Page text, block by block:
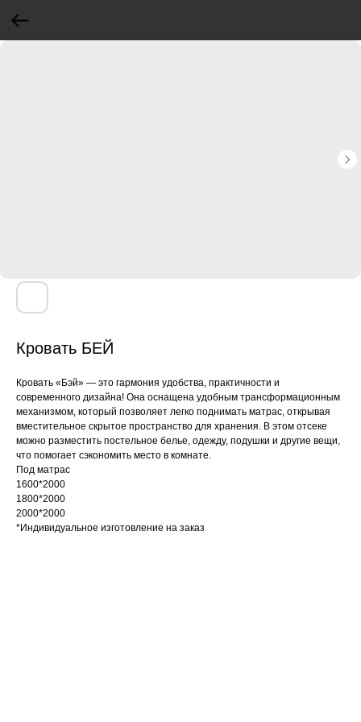
Кровать БЕЙ
Кровать «Бэй» — это гармония удобства, практичности и
современного дизайна! Она оснащена удобным трансформационным
механизмом, который позволяет легко поднимать матрас, открывая
вместительное скрытое пространство для хранения. В этом отсеке
можно разместить постельное белье, одежду, подушки и другие вещи,
что помогает сэкономить место в комнате.
Под матрас
1600*2000
1800*2000
2000*2000
*Индивидуальное изготовление на заказ